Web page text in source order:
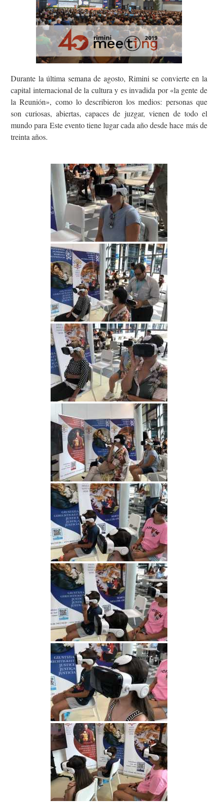
Durante la última semana de agosto, Rimini se convierte en la
capital internacional de la cultura y es invadida por «la gente de
la Reunión», como lo describieron los medios: personas que
son curiosas, abiertas, capaces de juzgar, vienen de todo el
mundo para Este evento tiene lugar cada año desde hace más de
treinta años.